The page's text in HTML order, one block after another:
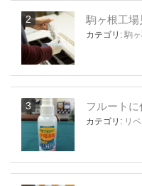
駒ヶ根工
カテゴリ: 駒
フルートに
カテゴリ: リ